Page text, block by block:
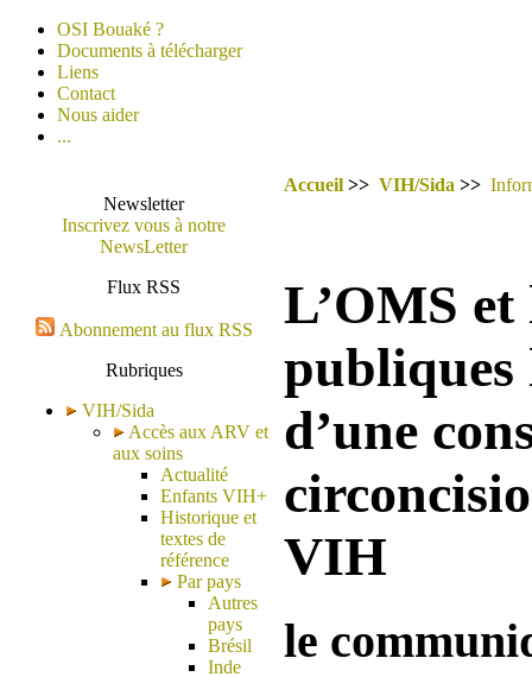
OSI Bouaké ?
Documents à télécharger
Liens
Contact
Nous aider
...
Newsletter
Inscrivez vous à notre
NewsLetter
Flux RSS
Abonnement au flux RSS
Rubriques
VIH/Sida
Accès aux ARV et
aux soins
Actualité
Enfants VIH+
Historique et
textes de
référence
Par pays
Autres
pays
Brésil
Inde
Accueil >> VIH/Sida >>
L’OMS
publiques
d’une
VIH
le